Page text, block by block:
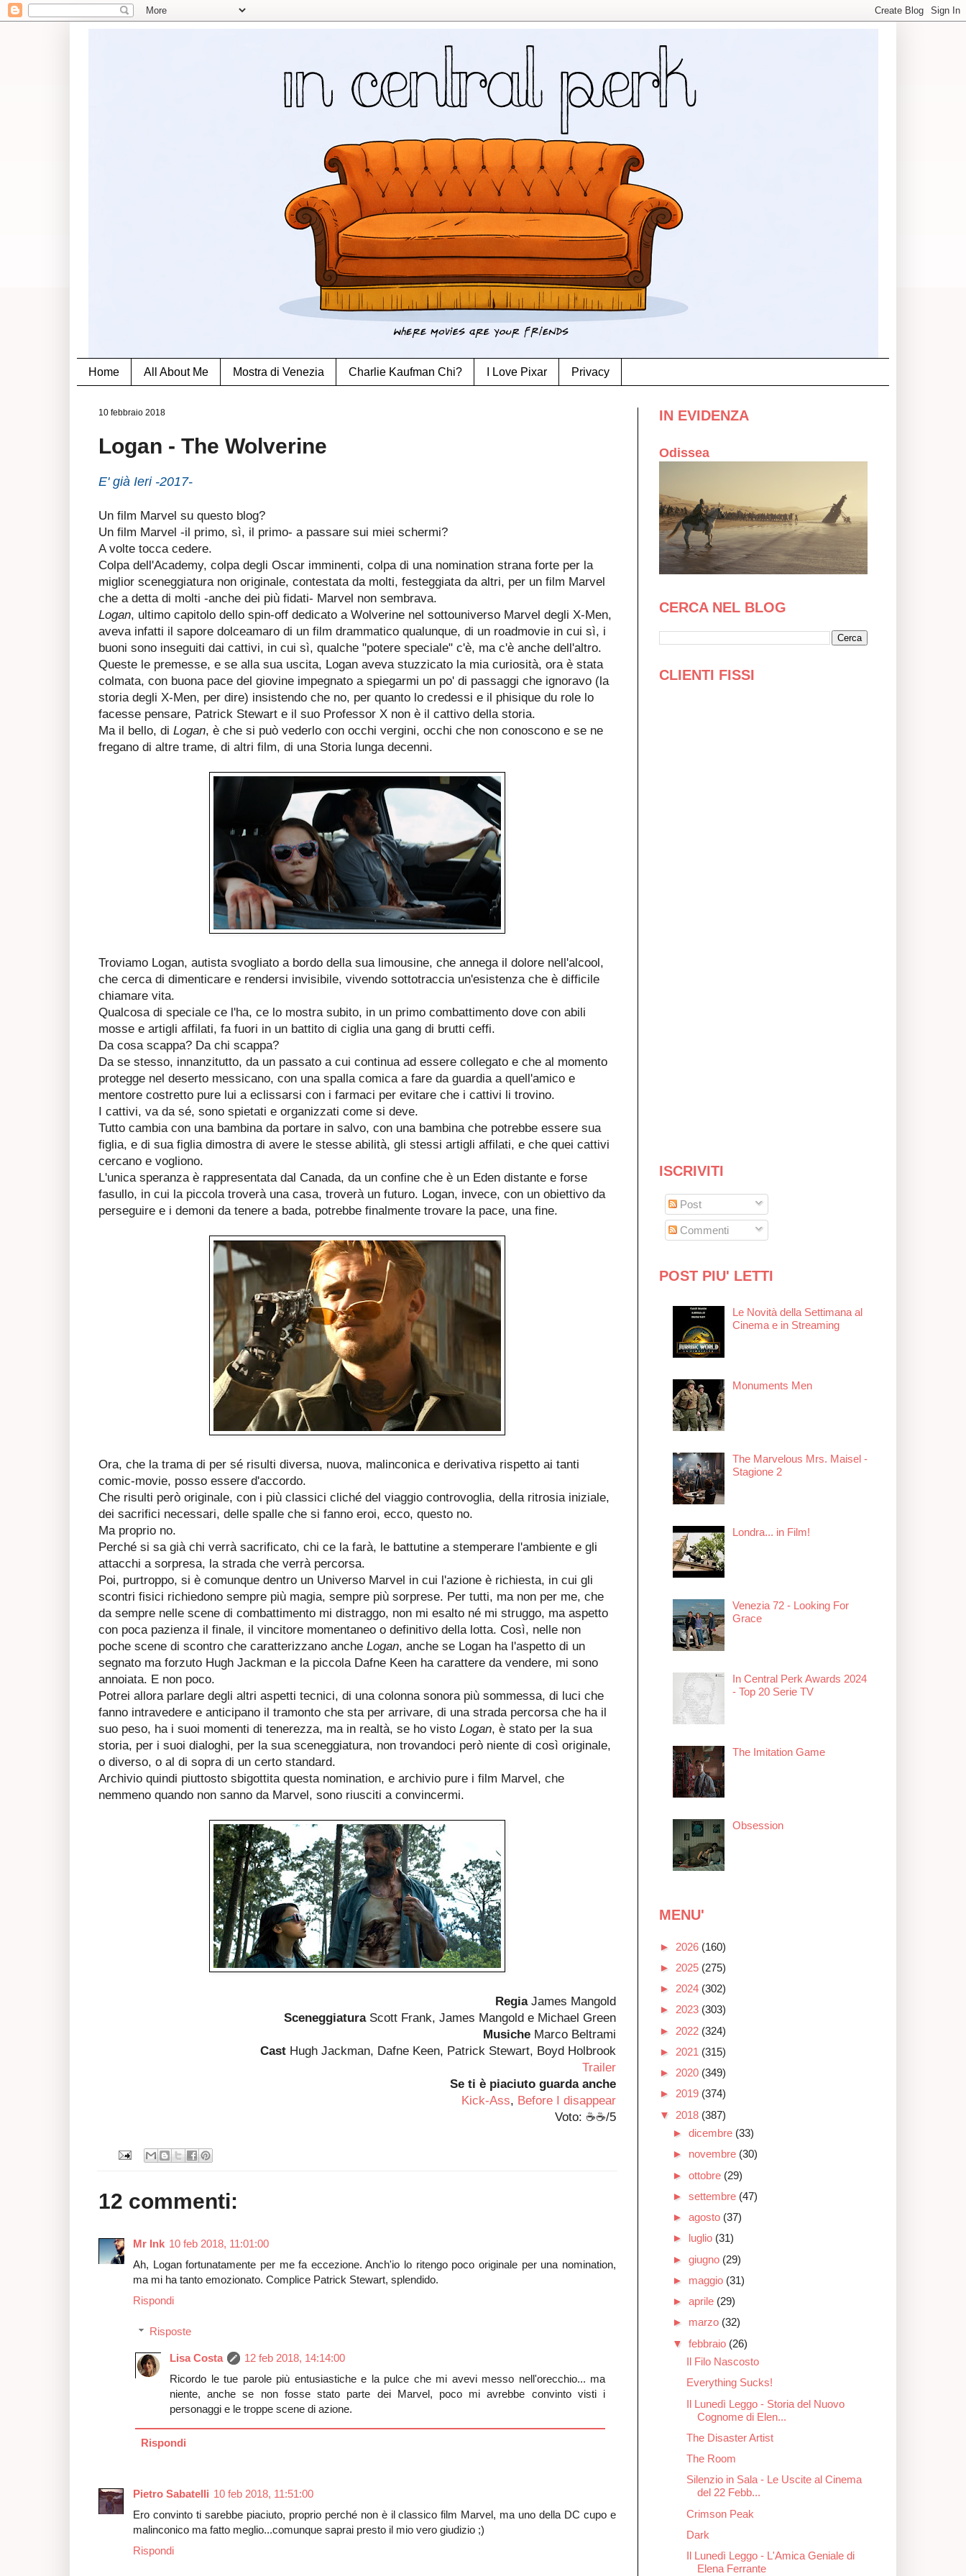
Home All About Me Mostra di Venezia Charlie Kaufman Chi? I Love Pixar Privacy
10 febbraio 2018
Logan - The Wolverine
E' già Ieri -2017-
Un film Marvel su questo blog?
Un film Marvel -il primo, sì, il primo- a passare sui miei schermi?
A volte tocca cedere.
Colpa dell'Academy, colpa degli Oscar imminenti, colpa di una nomination strana forte per la
miglior sceneggiatura non originale, contestata da molti, festeggiata da altri, per un film Marvel
che a detta di molti -anche dei più fidati- Marvel non sembrava.
Logan, ultimo capitolo dello spin-off dedicato a Wolverine nel sottouniverso Marvel degli X-Men,
aveva infatti il sapore dolceamaro di un film drammatico qualunque, di un roadmovie in cui sì, i
buoni sono inseguiti dai cattivi, in cui sì, qualche "potere speciale" c'è, ma c'è anche dell'altro.
Queste le premesse, e se alla sua uscita, Logan aveva stuzzicato la mia curiosità, ora è stata
colmata, con buona pace del giovine impegnato a spiegarmi un po' di passaggi che ignoravo (la
storia degli X-Men, per dire) insistendo che no, per quanto lo credessi e il phisique du role lo
facesse pensare, Patrick Stewart e il suo Professor X non è il cattivo della storia.
Ma il bello, di Logan, è che si può vederlo con occhi vergini, occhi che non conoscono e se ne
fregano di altre trame, di altri film, di una Storia lunga decenni.
Troviamo Logan, autista svogliato a bordo della sua limousine, che annega il dolore nell'alcool,
che cerca di dimenticare e rendersi invisibile, vivendo sottotraccia un'esistenza che è difficile
chiamare vita.
Qualcosa di speciale ce l'ha, ce lo mostra subito, in un primo combattimento dove con abili
mosse e artigli affilati, fa fuori in un battito di ciglia una gang di brutti ceffi.
Da cosa scappa? Da chi scappa?
Da se stesso, innanzitutto, da un passato a cui continua ad essere collegato e che al momento
protegge nel deserto messicano, con una spalla comica a fare da guardia a quell'amico e
mentore costretto pure lui a eclissarsi con i farmaci per evitare che i cattivi li trovino.
I cattivi, va da sé, sono spietati e organizzati come si deve.
Tutto cambia con una bambina da portare in salvo, con una bambina che potrebbe essere sua
figlia, e di sua figlia dimostra di avere le stesse abilità, gli stessi artigli affilati, e che quei cattivi
cercano e vogliono.
L'unica speranza è rappresentata dal Canada, da un confine che è un Eden distante e forse
fasullo, in cui la piccola troverà una casa, troverà un futuro. Logan, invece, con un obiettivo da
perseguire e i demoni da tenere a bada, potrebbe finalmente trovare la pace, una fine.
Ora, che la trama di per sé risulti diversa, nuova, malinconica e derivativa rispetto ai tanti
comic-movie, posso essere d'accordo.
Che risulti però originale, con i più classici cliché del viaggio controvoglia, della ritrosia iniziale,
dei sacrifici necessari, delle spalle che si fanno eroi, ecco, questo no.
Ma proprio no.
Perché si sa già chi verrà sacrificato, chi ce la farà, le battutine a stemperare l'ambiente e gli
attacchi a sorpresa, la strada che verrà percorsa.
Poi, purtroppo, si è comunque dentro un Universo Marvel in cui l'azione è richiesta, in cui gli
scontri fisici richiedono sempre più magia, sempre più sorprese. Per tutti, ma non per me, che
da sempre nelle scene di combattimento mi distraggo, non mi esalto né mi struggo, ma aspetto
con poca pazienza il finale, il vincitore momentaneo o definitivo della lotta. Così, nelle non
poche scene di scontro che caratterizzano anche Logan, anche se Logan ha l'aspetto di un
segnato ma forzuto Hugh Jackman e la piccola Dafne Keen ha carattere da vendere, mi sono
annoiata. E non poco.
Potrei allora parlare degli altri aspetti tecnici, di una colonna sonora più sommessa, di luci che
fanno intravedere e anticipano il tramonto che sta per arrivare, di una strada percorsa che ha il
suo peso, ha i suoi momenti di tenerezza, ma in realtà, se ho visto Logan, è stato per la sua
storia, per i suoi dialoghi, per la sua sceneggiatura, non trovandoci però niente di così originale,
o diverso, o al di sopra di un certo standard.
Archivio quindi piuttosto sbigottita questa nomination, e archivio pure i film Marvel, che
nemmeno quando non sanno da Marvel, sono riusciti a convincermi.
Regia James Mangold
Sceneggiatura Scott Frank, James Mangold e Michael Green
Musiche Marco Beltrami
Cast Hugh Jackman, Dafne Keen, Patrick Stewart, Boyd Holbrook
Trailer
Se ti è piaciuto guarda anche
Kick-Ass, Before I disappear
Voto: ☕☕/5
12 commenti:
Mr Ink 10 feb 2018, 11:01:00
Ah, Logan fortunatamente per me fa eccezione. Anch'io lo ritengo poco originale per una nomination,
ma mi ha tanto emozionato. Complice Patrick Stewart, splendido.
Rispondi
Risposte
Lisa Costa
12 feb 2018, 14:14:00
Ricordo le tue parole più entusiastiche e la pulce che mi avevi messo nell'orecchio... ma
niente, anche se non fosse stato parte dei Marvel, poco mi avrebbe convinto visti i
personaggi e le troppe scene di azione.
Rispondi
Pietro Sabatelli 10 feb 2018, 11:51:00
Ero convinto ti sarebbe piaciuto, proprio perché non è il classico film Marvel, ma uno della DC cupo e
malinconico ma fatto meglio...comunque saprai presto il mio vero giudizio ;)
Rispondi
IN EVIDENZA
Odissea
CERCA NEL BLOG
CLIENTI FISSI
ISCRIVITI
Post
Commenti
POST PIU' LETTI
Le Novità della Settimana al
Cinema e in Streaming
Monuments Men
The Marvelous Mrs. Maisel -
Stagione 2
Londra... in Film!
Venezia 72 - Looking For
Grace
In Central Perk Awards 2024
- Top 20 Serie TV
The Imitation Game
Obsession
MENU'
► 2026 (160)
► 2025 (275)
► 2024 (302)
► 2023 (303)
► 2022 (324)
► 2021 (315)
► 2020 (349)
► 2019 (374)
▼ 2018 (387)
► dicembre (33)
► novembre (30)
► ottobre (29)
► settembre (47)
► agosto (37)
► luglio (31)
► giugno (29)
► maggio (31)
► aprile (29)
► marzo (32)
▼ febbraio (26)
Il Filo Nascosto
Everything Sucks!
Il Lunedì Leggo - Storia del Nuovo
Cognome di Elen...
The Disaster Artist
The Room
Silenzio in Sala - Le Uscite al Cinema
del 22 Febb...
Crimson Peak
Dark
Il Lunedì Leggo - L'Amica Geniale di
Elena Ferrante